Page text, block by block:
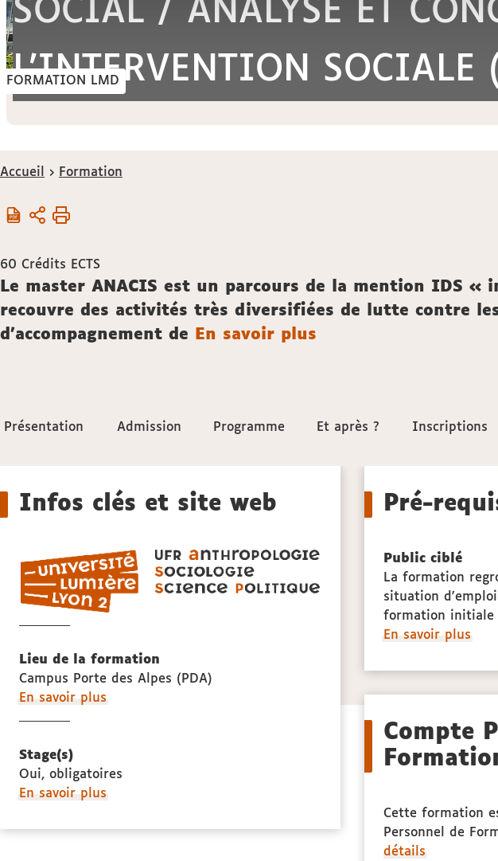
FORMATION LMD
SOCIAL / ANALYSE ET
L'INTERVENTION SOCIALE
Vous
ici :
Accueil Formation
60 Crédits ECTS
Description
Le master ANACIS est un parcours de la mention IDS
recouvre des activités très diversifiées de lutte contre
d'accompagnement de
En savoir plus
Accéder
sections
la
fiche
Présentation
Présentation Admission
Admission Programme
Programme Et après ?
Et après ? Inscriptions
Inscriptions
Détails
Infos clés et site web
UFR
anthropologie,
politique
Lieu de la formation
Campus Porte des Alpes (PDA)
En savoir plus
de
Stage(s)
Oui, obligatoires
En savoir plus
des
Pré-
Public ciblé
La formation
situation
formation initiale
En savoir plus
des
Compte
Cette formation
Personnel de
détails